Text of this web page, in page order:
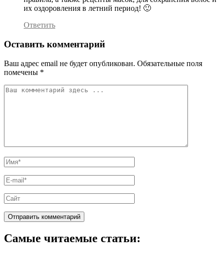
их оздоровления в летний период! 🙂
Ответить
Оставить комментарий
Ваш адрес email не будет опубликован. Обязательные поля
помечены *
Самые читаемые статьи: